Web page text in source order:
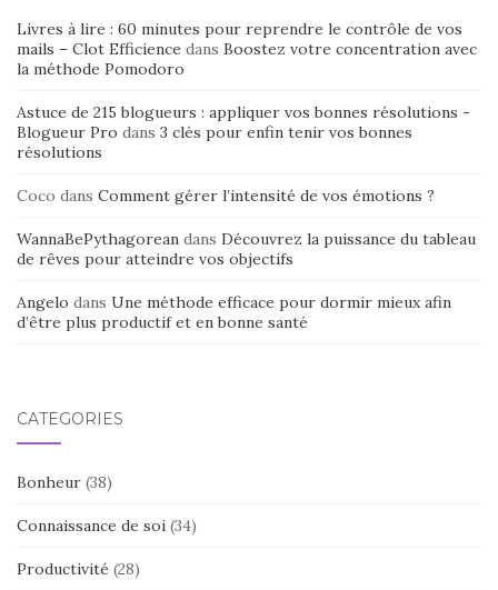
Livres à lire : 60 minutes pour reprendre le contrôle de vos
mails – Clot Efficience dans Boostez votre concentration avec
la méthode Pomodoro
Astuce de 215 blogueurs : appliquer vos bonnes résolutions -
Blogueur Pro dans 3 clés pour enfin tenir vos bonnes
résolutions
Coco dans Comment gérer l’intensité de vos émotions ?
WannaBePythagorean dans Découvrez la puissance du tableau
de rêves pour atteindre vos objectifs
Angelo dans Une méthode efficace pour dormir mieux afin
d’être plus productif et en bonne santé
CATÉGORIES
Bonheur (38)
Connaissance de soi (34)
Productivité (28)